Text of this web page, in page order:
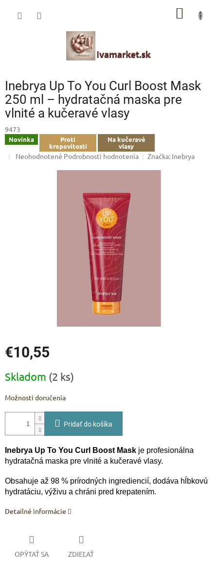
Inebrya Up To You Curl Boost Mask
250 ml – hydratačná maska pre
vlnité a kučeravé vlasy
9473
Novinka
Proti
krepovitosti
Na kučeravé
vlasy
Priemerné
Neohodnotené Podrobnosti hodnotenia Značka: Inebrya
€10,55
cena:
Skladom (2 ks)
Možnosti doručenia
Pridať do košíka
Inebrya Up To You Curl Boost Mask je profesionálna
hydratačná maska pre vlnité a kučeravé vlasy.
Obsahuje až 98 % prírodných ingrediencií, dodáva hĺbkovú
hydratáciu, výživu a chráni pred krepatením.
Detailné informácie
OPÝTAŤ SA ZDIEĽAŤ
IVAMARKET poradca